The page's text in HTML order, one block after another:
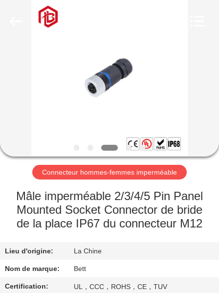
DE
NOUS
VISITE
D'USINE
DE
QUALITÉ
Connecteur hommes-femmes imperméable
Mâle imperméable 2/3/4/5 Pin Panel
Mounted Socket Connector de bride
de la place IP67 du connecteur M12
Lieu d'origine: La Chine
Nom de marque: Bett
Certification: UL，CCC，ROHS，CE，TUV